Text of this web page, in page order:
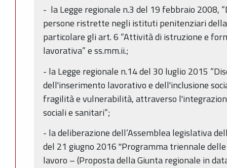
- la Legge regionale n.3 del 19 febbraio 2008,
persone ristrette negli istituti penitenziari della
particolare gli art. 6 “Attività di istruzione e
lavorativa” e ss.mm.ii.;
- la Legge regionale n.14 del 30 luglio 2015
dell'inserimento lavorativo e dell'inclusione
fragilità e vulnerabilità, attraverso
sociali e sanitari”;
- la deliberazione dell’Assemblea legislativa
del 21 giugno 2016 "Programma triennale
lavoro – (Proposta della Giunta regionale in